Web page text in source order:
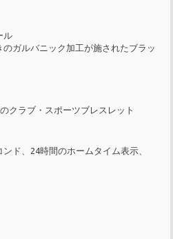
ル
ガルバニック加工が施されたブラッ
クラブ・スポーツブレスレット
ド、24時間のホームタイム表示、